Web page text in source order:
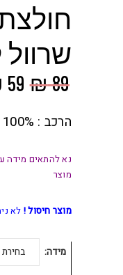
₪89
59
הרכב : 100% כותנה
נא להתאים מידה
מוצר
מוצר חיסול ! לא
מידה